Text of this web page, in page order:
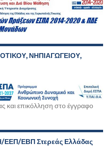
ΝΗΠΙΑΓΩΓΕΙΟΥ,
και επικόλληση στο έγγραφο
ΕΒΠ Στερεάς Ελλάδας